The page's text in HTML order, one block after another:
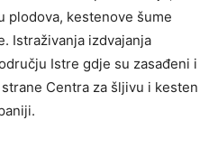
plodova, kestenove šume
Istraživanja izdvajanja
Istre gdje su zasađeni i
Centra za šljivu i kesten